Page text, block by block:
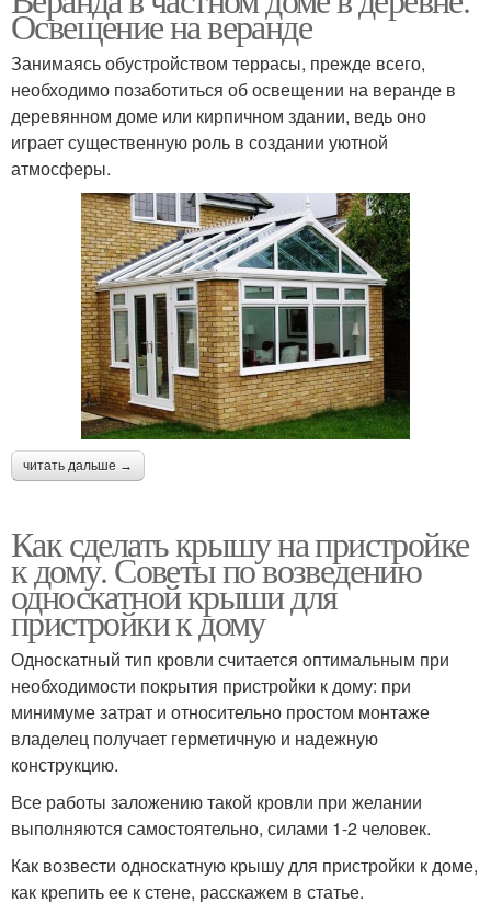
Освещение на веранде
Занимаясь обустройством террасы, прежде всего,
необходимо позаботиться об освещении на веранде в
деревянном доме или кирпичном здании, ведь оно
играет существенную роль в создании уютной
атмосферы.
читать дальше →
Как сделать крышу на пристройке
к дому. Советы по возведению
односкатной крыши для
пристройки к дому
Односкатный тип кровли считается оптимальным при
необходимости покрытия пристройки к дому: при
минимуме затрат и относительно простом монтаже
владелец получает герметичную и надежную
конструкцию.
Все работы заложению такой кровли при желании
выполняются самостоятельно, силами 1-2 человек.
Как возвести односкатную крышу для пристройки к доме,
как крепить ее к стене, расскажем в статье.